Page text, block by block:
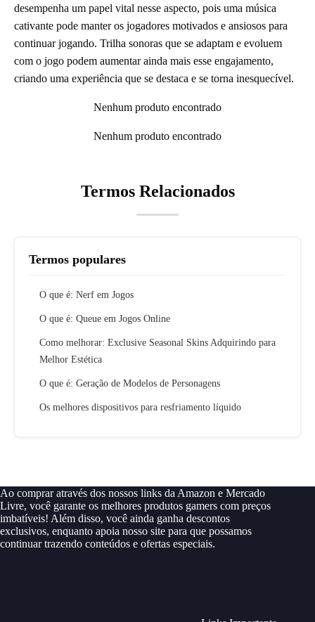
desempenha um papel vital nesse aspecto, pois uma música
cativante pode manter os jogadores motivados e ansiosos para
continuar jogando. Trilha sonoras que se adaptam e evoluem
com o jogo podem aumentar ainda mais esse engajamento,
criando uma experiência que se destaca e se torna inesquecível.
Nenhum produto encontrado
Nenhum produto encontrado
Termos Relacionados
Termos populares
O que é: Nerf em Jogos
O que é: Queue em Jogos Online
Como melhorar: Exclusive Seasonal Skins Adquirindo para
Melhor Estética
O que é: Geração de Modelos de Personagens
Os melhores dispositivos para resfriamento líquido
Ao comprar através dos nossos links da Amazon e Mercado
Livre, você garante os melhores produtos gamers com preços
imbatíveis! Além disso, você ainda ganha descontos
exclusivos, enquanto apoia nosso site para que possamos
continuar trazendo conteúdos e ofertas especiais.